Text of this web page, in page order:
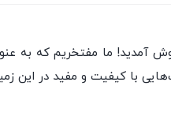
آمدید! ما مفتخریم که به
با کیفیت و مفید در این